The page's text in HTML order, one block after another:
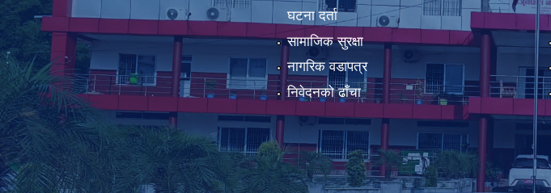
घटना दर्ता
सामाजिक सुरक्षा
नागरिक वडापत्र
निवेदनको ढाँचा